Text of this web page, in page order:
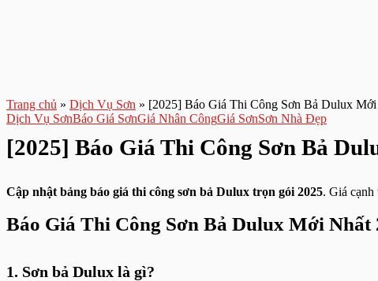
Trang chủ » Dịch Vụ Sơn » [2025] Báo Giá Thi Công Sơn Bả Dulux
Dịch Vụ SơnBáo Giá SơnGiá Nhân CôngGiá SơnSơn Nhà Đẹp
[2025] Báo Giá Thi Công Sơn Bả
Cập nhật bảng báo giá thi công sơn bả Dulux trọn gói 2025. Giá
Báo Giá Thi Công Sơn Bả Dulux Mới
1. Sơn bả Dulux là gì?